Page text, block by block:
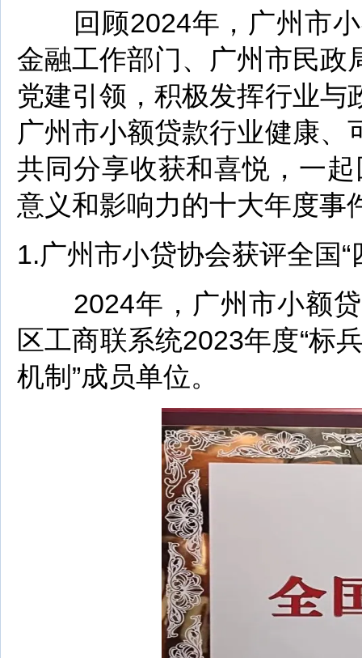
回顾2024年，广州市小
金融工作部门、广州市民政
党建引领，积极发挥行业与
广州市小额贷款行业健康
共同分享收获和喜悦，一
意义和影响力的十大年度事
1.广州市小贷协会获评全国
2024年，广州市小额贷
区工商联系统2023年度“标
机制”成员单位。